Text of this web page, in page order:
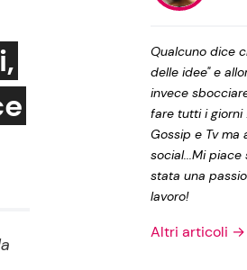
Privacy Policy
Qualcuno dice
delle idee" e
invece
fare tutti i giorni
Gossip e Tv ma
social...Mi
stata una
lavoro!
Altri articoli →